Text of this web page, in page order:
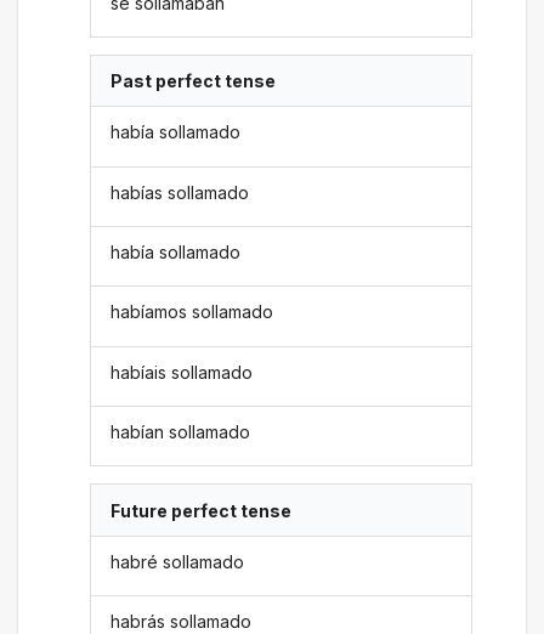
Past perfect tense
había sollamado
habías sollamado
había sollamado
habíamos sollamado
habíais sollamado
habían sollamado
Future perfect tense
habré sollamado
habrás sollamado